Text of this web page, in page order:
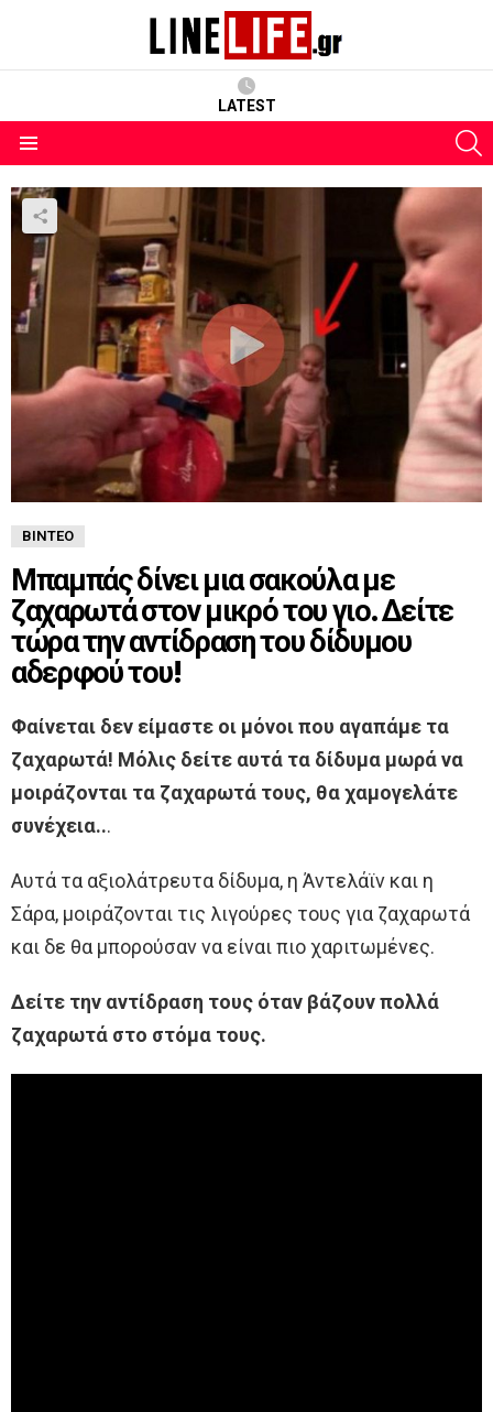
LATEST
ΒΊΝΤΕΟ
Μπαμπάς δίνει μια σακούλα με
ζαχαρωτά στον μικρό του γιο. Δείτε
τώρα την αντίδραση του δίδυμου
αδερφού του!
Φαίνεται δεν είμαστε οι μόνοι που αγαπάμε τα
ζαχαρωτά! Μόλις δείτε αυτά τα δίδυμα μωρά να
μοιράζονται τα ζαχαρωτά τους, θα χαμογελάτε
συνέχεια...
Αυτά τα αξιολάτρευτα δίδυμα, η Άντελάϊν και η
Σάρα, μοιράζονται τις λιγούρες τους για ζαχαρωτά
και δε θα μπορούσαν να είναι πιο χαριτωμένες.
Δείτε την αντίδραση τους όταν βάζουν πολλά
ζαχαρωτά στο στόμα τους.